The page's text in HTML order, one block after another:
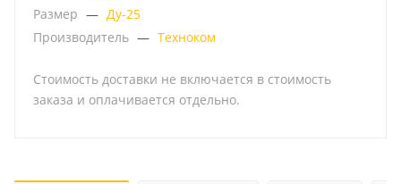
Размер — Ду-25
Производитель — Техноком
Стоимость доставки не включается в стоимость
заказа и оплачивается отдельно.